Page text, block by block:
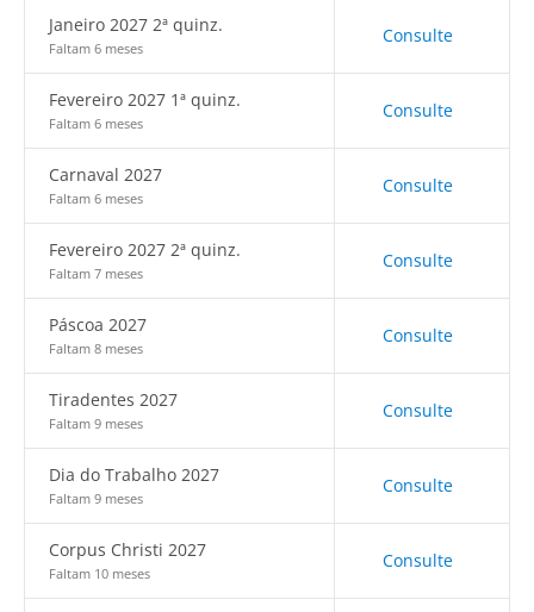
Janeiro 2027 2ª quinz.
Faltam 6 meses
Consulte
Fevereiro 2027 1ª quinz.
Faltam 6 meses
Consulte
Carnaval 2027
Faltam 6 meses
Consulte
Fevereiro 2027 2ª quinz.
Faltam 7 meses
Consulte
Páscoa 2027
Faltam 8 meses
Consulte
Tiradentes 2027
Faltam 9 meses
Consulte
Dia do Trabalho 2027
Faltam 9 meses
Consulte
Corpus Christi 2027
Faltam 10 meses
Consulte